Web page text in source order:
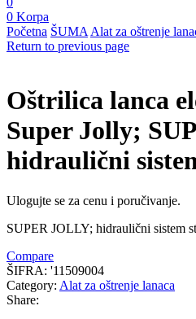
0 Korpa
Početna ŠUMA Alat za oštrenje
Return to previous page
Oštrilica lanca
Super Jolly;
hidraulični
Ulogujte se za cenu i poručivanje.
SUPER JOLLY; hidraulični sistem
Compare
ŠIFRA: '11509004
Category: Alat za oštrenje lanaca
Share: